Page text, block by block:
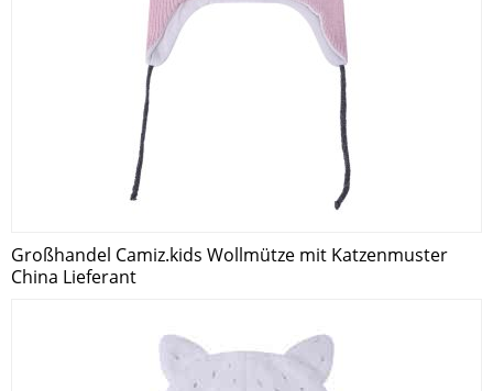
Großhandel Camiz.kids Wollmütze mit Katzenmuster
China Lieferant